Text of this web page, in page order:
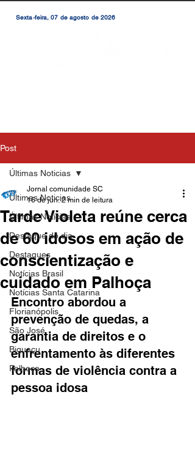
Sexta-feira, 07 de agosto de 2026
Post
Últimas Noticias
Últimas Notícias
Destaque do dia
Destaques
Notícias Brasil
Notícias Santa Catarina
Florianópolis
São José
Biguaçu
Palhoça
Últimas Noticias
Tarde Violeta reúne cerca
de 60 idosos em ação de
conscientização e
cuidado em Palhoça
Jornal comunidade SC
16 de jun. 2 min de leitura
Encontro abordou a
prevenção de quedas, a
garantia de direitos e o
enfrentamento às diferentes
formas de violência contra a
pessoa idosa